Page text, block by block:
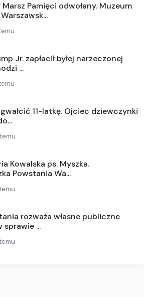
Pamięci odwołany. Muzeum
Jr. zapłacił byłej narzeczonej
...
11-latkę. Ojciec dziewczynki
Kowalska ps. Myszka.
Powstania Wa...
rozważa własne publiczne
...